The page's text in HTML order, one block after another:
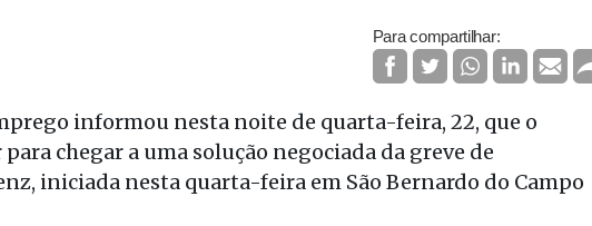
Para compartilhar:
informou nesta noite de quarta-feira, 22, que o
chegar a uma solução negociada da greve de
iniciada nesta quarta-feira em São Bernardo do Campo